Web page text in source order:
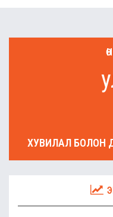
ХУВИЛАЛ БОЛОН